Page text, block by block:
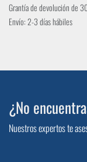
Grantía de devolución de
Envío: 2-3 días hábiles
¿No
Nuestros expertos te